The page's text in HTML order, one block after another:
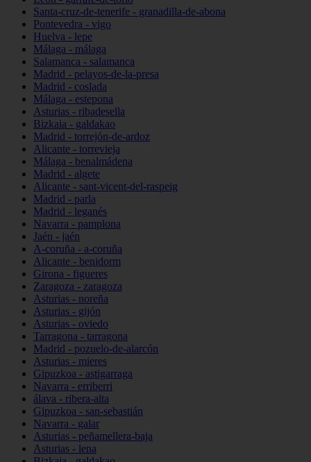
Santa-cruz-de-tenerife - granadilla-de-abona
Pontevedra - vigo
Huelva - lepe
Málaga - málaga
Salamanca - salamanca
Madrid - pelayos-de-la-presa
Madrid - coslada
Málaga - estepona
Asturias - ribadesella
Bizkaia - galdakao
Madrid - torrejón-de-ardoz
Alicante - torrevieja
Málaga - benalmádena
Madrid - algete
Alicante - sant-vicent-del-raspeig
Madrid - parla
Madrid - leganés
Navarra - pamplona
Jaén - jaén
A-coruña - a-coruña
Alicante - benidorm
Girona - figueres
Zaragoza - zaragoza
Asturias - noreña
Asturias - gijón
Asturias - oviedo
Tarragona - tarragona
Madrid - pozuelo-de-alarcón
Asturias - mieres
Gipuzkoa - astigarraga
Navarra - erriberri
álava - ribera-alta
Gipuzkoa - san-sebastián
Navarra - galar
Asturias - peñamellera-baja
Asturias - lena